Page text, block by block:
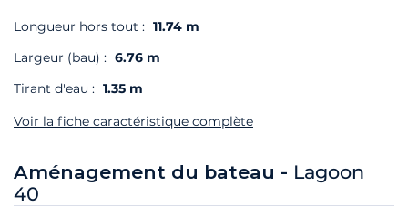
Longueur hors tout : 11.74 m
Largeur (bau) : 6.76 m
Tirant d'eau : 1.35 m
Voir la fiche caractéristique complète
Aménagement du bateau - Lagoon
40